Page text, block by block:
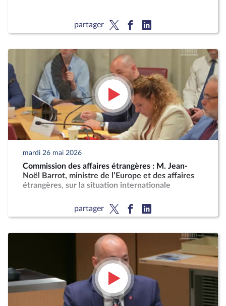
partager
mardi 26 mai 2026
Commission des affaires étrangères : M. Jean-
Noël Barrot, ministre de l’Europe et des affaires
étrangères, sur la situation internationale
partager